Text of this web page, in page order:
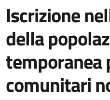
Iscrizione
della
comunitari